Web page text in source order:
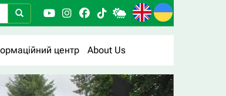
центр About Us